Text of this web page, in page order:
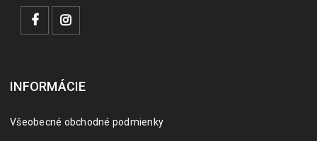
INFORMÁCIE
Všeobecné obchodné podmienky